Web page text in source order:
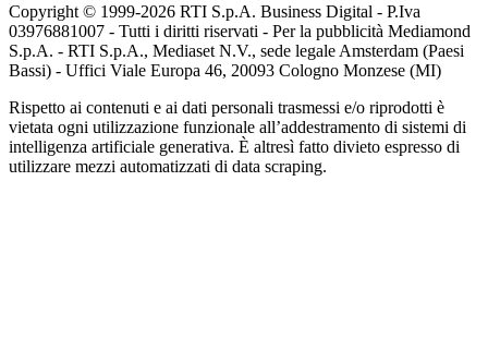
Copyright © 1999-2026 RTI S.p.A. Business Digital - P.Iva
03976881007 - Tutti i diritti riservati - Per la pubblicità Mediamond
S.p.A. - RTI S.p.A., Mediaset N.V., sede legale Amsterdam (Paesi
Bassi) - Uffici Viale Europa 46, 20093 Cologno Monzese (MI)
Rispetto ai contenuti e ai dati personali trasmessi e/o riprodotti è
vietata ogni utilizzazione funzionale all’addestramento di sistemi di
intelligenza artificiale generativa. È altresì fatto divieto espresso di
utilizzare mezzi automatizzati di data scraping.